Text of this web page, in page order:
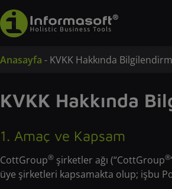
Anasayfa - KVKK Hakkında
KVKK Hakkında
1. Amaç ve Kapsam
CottGroup® şirketler ağı (“CottGroup®
üye şirketleri kapsamakta olup; işbu